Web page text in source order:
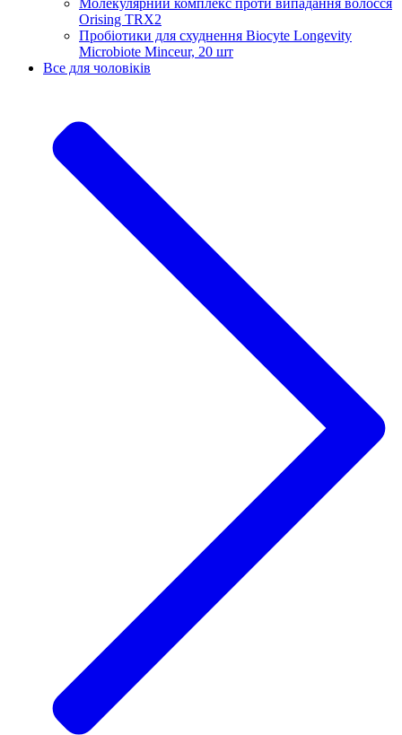
Orising TRX2
Пробіотики для схуднення Biocyte Longevity
Microbiote Minceur, 20 шт
Все для чоловіків